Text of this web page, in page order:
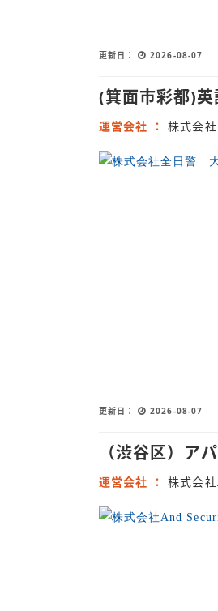
更新日 2026-08-07
(箕面市彩都)英
運営会社 株式会
更新日 2026-08-07
（渋谷区）ア
運営会社 株式会